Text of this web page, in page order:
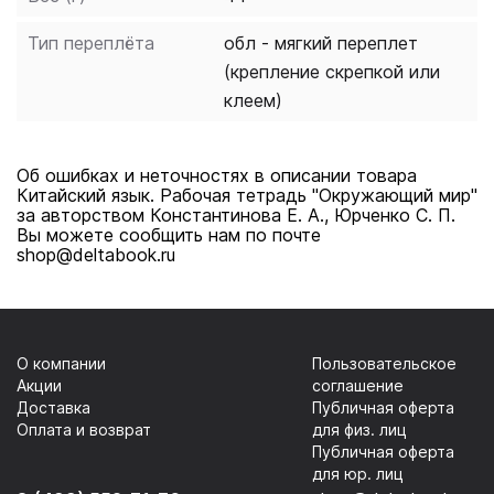
Тип переплёта
обл - мягкий переплет
(крепление скрепкой или
клеем)
Об ошибках и неточностях в описании товара
Китайский язык. Рабочая тетрадь "Окружающий мир"
за авторством Константинова Е. А., Юрченко С. П.
Вы можете сообщить нам по почте
shop@deltabook.ru
О компании
Акции
Доставка
Оплата и возврат
Пользовательское
соглашение
Публичная оферта
для физ. лиц
Публичная оферта
для юр. лиц